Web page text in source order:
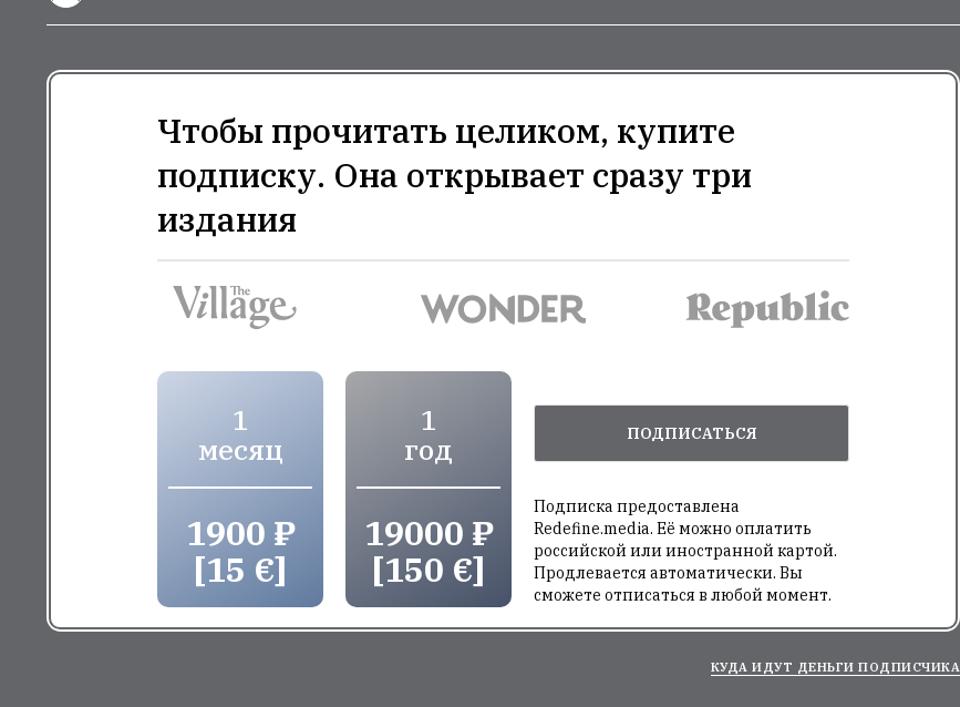
Чтобы прочитать целиком, купите
подписку. Она открывает сразу три
издания
1
месяц
1900 ₽
[15 €]
1
год
19000 ₽
[150 €]
ПОДПИСАТЬСЯ
Подписка предоставлена
Redefine.media. Её можно оплатить
российской или иностранной картой.
Продлевается автоматически. Вы
сможете отписаться в любой момент.
КУДА ИДУТ ДЕНЬГИ ПОДПИСЧИКА